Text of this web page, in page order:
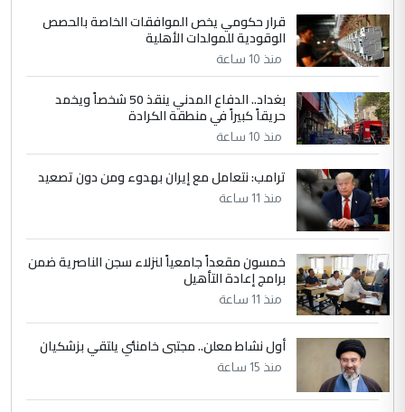
إكمال دراستي داخل ...
الموضوع :
السعودية توافق على الاستمرار في
إعطاء 100 منحة دراسية للطلبة العراقيين في
جامعاتها سنويا
قرار حكومي يخص الموافقات الخاصة بالحصص
الوقودية للمولدات الأهلية
منذ 10 ساعة
بغداد.. الدفاع المدني ينقذ 50 شخصاً ويخمد
حريقاً كبيراً في منطقة الكرادة
منذ 10 ساعة
ترامب: نتعامل مع إيران بهدوء ومن دون تصعيد
منذ 11 ساعة
خمسون مقعداً جامعياً لنزلاء سجن الناصرية ضمن
برامج إعادة التأهيل
منذ 11 ساعة
أول نشاط معلن.. مجتبى خامنئي يلتقي بزشكيان
منذ 15 ساعة